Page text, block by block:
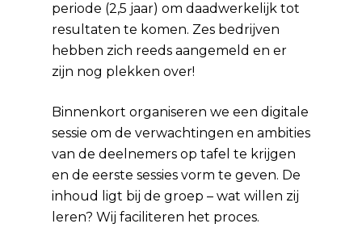
periode (2,5 jaar) om daadwerkelijk tot
resultaten te komen. Zes bedrijven
hebben zich reeds aangemeld en er
zijn nog plekken over!
Binnenkort organiseren we een digitale
sessie om de verwachtingen en ambities
van de deelnemers op tafel te krijgen
en de eerste sessies vorm te geven. De
inhoud ligt bij de groep – wat willen zij
leren? Wij faciliteren het proces.